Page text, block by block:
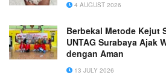
4 AUGUST 2026
Berbekal Metode Kejut
UNTAG Surabaya Ajak
dengan Aman
13 JULY 2026